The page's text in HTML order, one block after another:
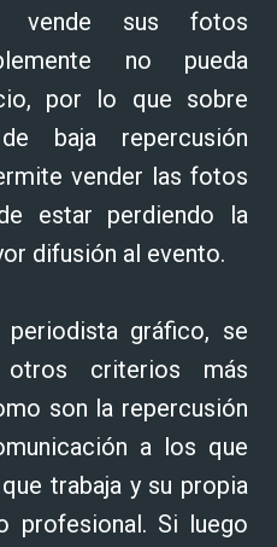
vende sus fotos
no pueda
por lo que sobre
baja repercusión
vender las fotos
estar perdiendo la
difusión al evento.
gráfico, se
otros criterios más
son la repercusión
a los que
trabaja y su propia
profesional. Si luego